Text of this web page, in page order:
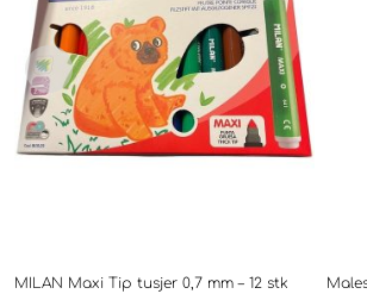
MILAN Maxi Tip tusjer 0,7 mm – 12 stk